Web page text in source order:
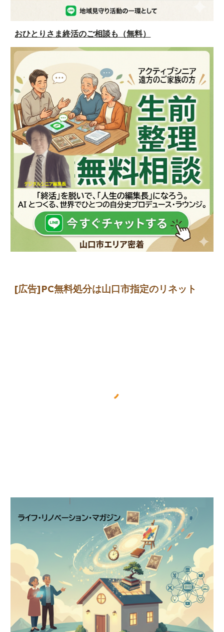
おひとりさま終活のご相談も（無料）
[広告]PC無料処分は山口市指定のリネット